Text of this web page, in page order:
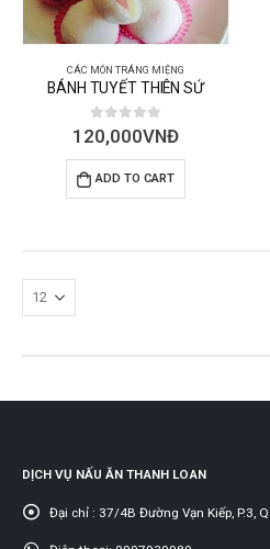
CÁC MÓN TRÁNG MIỆNG
BÁNH TUYẾT THIÊN SỨ
0out of 5
120,000VNĐ
ADD TO CART
DỊCH VỤ NẤU ĂN THANH LOAN
Đại chỉ : 37/4B Đường Vạn Kiếp, P.3,